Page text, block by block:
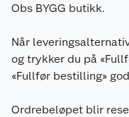
Obs BYGG butikk.
Når
og trykker du på
«Fullfør bestilling»
Ordrebeløpet blir